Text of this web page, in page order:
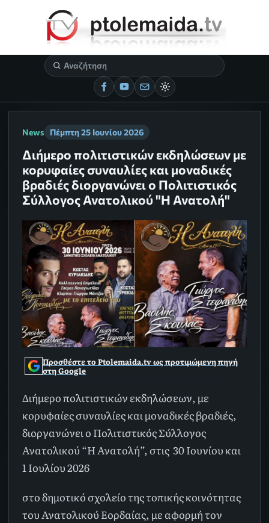
News Πέμπτη 25 Ιουνίου 2026
Διήμερο πολιτιστικών εκδηλώσεων με
κορυφαίες συναυλίες και μοναδικές
βραδιές διοργανώνει ο Πολιτιστικός
Σύλλογος Ανατολικού "Η Ανατολή"
Προσθέστε το Ptolemaida.tv ως προτιμώμενη πηγή
στη Google
Διήμερο πολιτιστικών εκδηλώσεων, με
κορυφαίες συναυλίες και μοναδικές βραδιές,
διοργανώνει ο Πολιτιστικός Σύλλογος
Ανατολικού “Η Ανατολή”, στις 30 Ιουνίου και
1 Ιουλίου 2026
στο δημοτικό σχολείο της τοπικής κοινότητας
του Ανατολικού Εορδαίας, με αφορμή τον